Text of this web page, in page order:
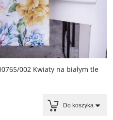
002 Kwiaty na białym tle
Do koszyka